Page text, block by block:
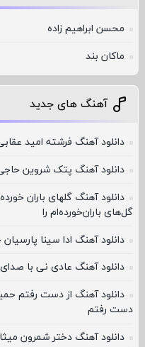
محسن ابراهیم زاده
ماکان بند
آهنگ های جدید
دانلود آهنگ فرشته امید
دانلود آهنگ پتک شروین
دانلود آهنگ گلهای باران
گل‌های باران‌خورده‌ام را
دانلود آهنگ ادا سینا
دانلود آهنگ عادی نی با
دانلود آهنگ از دست رفتم
دﺳﺖ رﻓﺘﻢ
دانلود آهنگ دختر شمرون